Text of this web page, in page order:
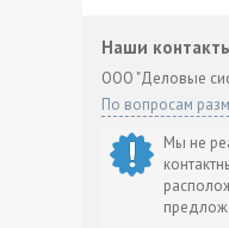
Наши
ООО "Деловые
По вопросам
Мы не